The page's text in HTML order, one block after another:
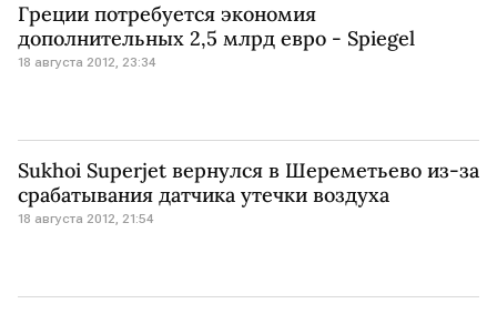
Греции потребуется экономия
дополнительных 2,5 млрд евро - Spiegel
18 августа 2012, 23:34
Sukhoi Superjet вернулся в Шереметьево из-за
срабатывания датчика утечки воздуха
18 августа 2012, 21:54